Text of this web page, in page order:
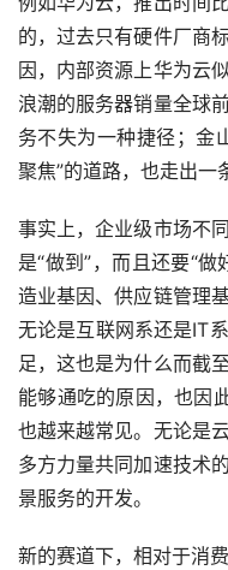
的，过去只有硬件厂商
因，内部资源上华为云
浪潮的服务器销量全球
务不失为一种捷径；金
聚焦”的道路，也走出一
事实上，企业级市场不
是“做到”，而且还要“
造业基因、供应链管理
无论是互联网系还是IT
足，这也是为什么而截
能够通吃的原因，也因
也越来越常见。无论是
多方力量共同加速技术
景服务的开发。
新的赛道下，相对于消